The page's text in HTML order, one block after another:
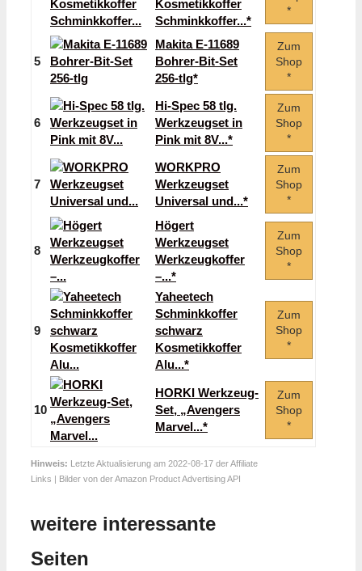
Kosmetikkoffer
Schminkkoffer...*
*
5
Makita E-11689
Bohrer-Bit-Set
256-tlg*
Zum
Shop
*
6
Hi-Spec 58 tlg.
Werkzeugset in
Pink mit 8V...*
Zum
Shop
*
7
WORKPRO
Werkzeugset
Universal und...*
Zum
Shop
*
8
Högert
Werkzeugset
Werkzeugkoffer
–...*
Zum
Shop
*
9
Yaheetech
Schminkkoffer
schwarz
Kosmetikkoffer
Alu...*
Zum
Shop
*
10
HORKI Werkzeug-
Set, „Avengers
Marvel...*
Zum
Shop
*
Hinweis: Letzte Aktualisierung am 2022-08-17 der Affiliate
Links | Bilder von der Amazon Product Advertising API
weitere interessante
Seiten